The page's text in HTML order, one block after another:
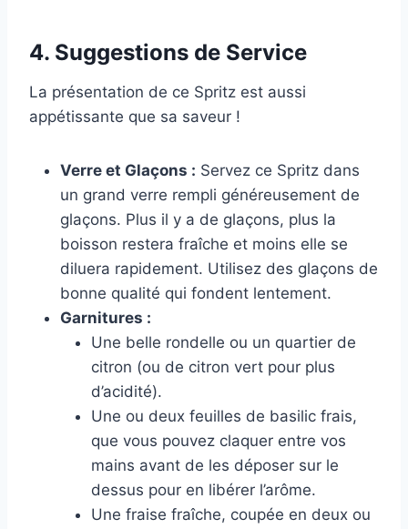
4. Suggestions de Service
La présentation de ce Spritz est aussi
appétissante que sa saveur !
Verre et Glaçons : Servez ce Spritz dans
un grand verre rempli généreusement de
glaçons. Plus il y a de glaçons, plus la
boisson restera fraîche et moins elle se
diluera rapidement. Utilisez des glaçons de
bonne qualité qui fondent lentement.
Garnitures :
Une belle rondelle ou un quartier de
citron (ou de citron vert pour plus
d’acidité).
Une ou deux feuilles de basilic frais,
que vous pouvez claquer entre vos
mains avant de les déposer sur le
dessus pour en libérer l’arôme.
Une fraise fraîche, coupée en deux ou